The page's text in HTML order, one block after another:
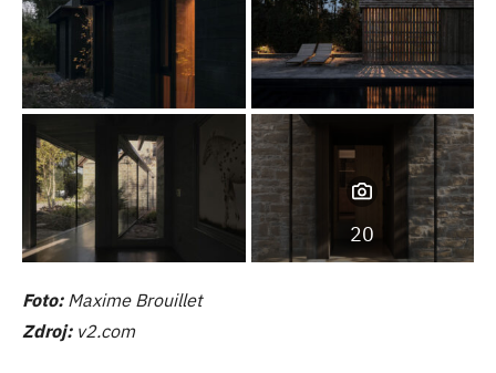
20
Foto:Maxime Brouillet
Zdroj:v2.com